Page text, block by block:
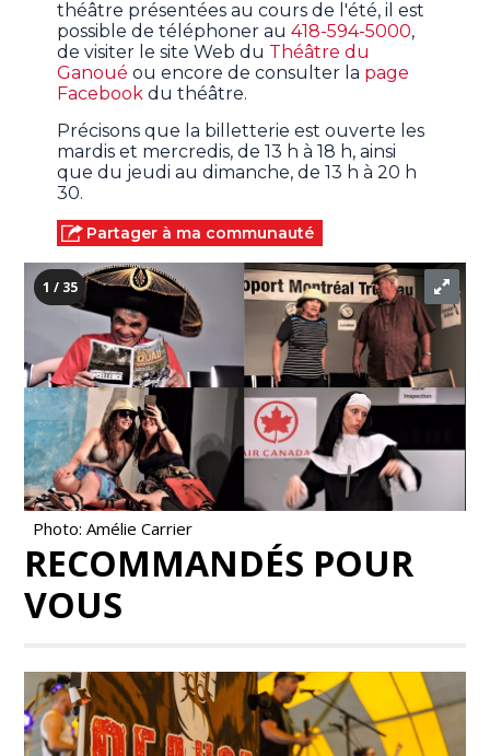
théâtre présentées au cours de l'été, il est
possible de téléphoner au418-594-5000,
de visiter le site Web du Théâtre du
Ganoué ou encore de consulter la page
Facebook du théâtre.
Précisons que la billetterie est ouverte les
mardis et mercredis, de 13 h à 18 h, ainsi
que du jeudi au dimanche, de 13 h à 20 h
30.
Partager à ma communauté
1 / 35
Photo: Amélie Carrier
RECOMMANDÉS POUR
VOUS